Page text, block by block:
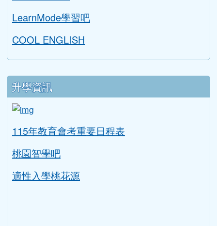
LearnMode學習吧
COOL ENGLISH
升學資訊
ink to https://tyc.entry.edu.tw/NoExamImitate_TL/
115年教育會考重要日程表
桃園智學吧
適性入學桃花源